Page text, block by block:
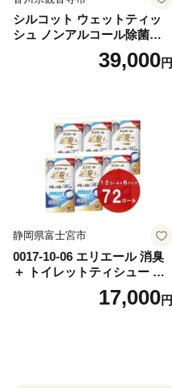
シルコット ウェットティッ
シュ ノンアルコール除菌詰
替（43枚×3P）×24袋 日用品
おもちゃ 拭き取り 手拭き 外
39,000円
静岡県富士宮市
0017-10-06 エリエール 消臭
＋ トイレットティシュー し
っかり香るフレッシュクリア
の香り ダブル 12ロール×6パ
17,000円